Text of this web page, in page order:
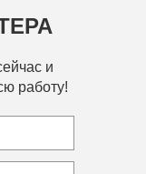
и
работу!